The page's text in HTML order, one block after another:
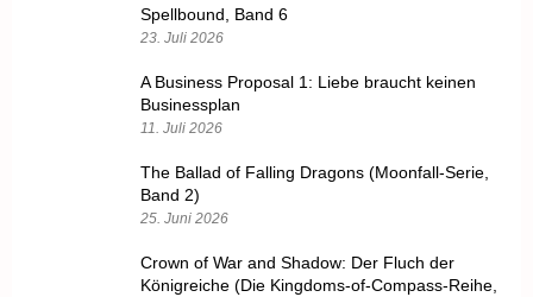
Spellbound, Band 6
23. Juli 2026
A Business Proposal 1: Liebe braucht keinen
Businessplan
11. Juli 2026
The Ballad of Falling Dragons (Moonfall-Serie,
Band 2)
25. Juni 2026
Crown of War and Shadow: Der Fluch der
Königreiche (Die Kingdoms-of-Compass-Reihe,